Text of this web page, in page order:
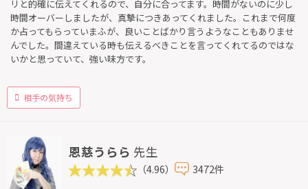
リと的確に伝えてくれるので、自分に合ってます。時間がないのに少し
時間オーバーしましたが、真摯につきあってくれました。これまで何度
か占ってもらっていまふが、良いことばかり言うようなこともありませ
んでした。間違えている時も伝えるべきことを言ってくれてるのではな
いかと思っていて、強い味方です。
相手の気持ち
恩慈うらら 先生
（4.96） 3472件